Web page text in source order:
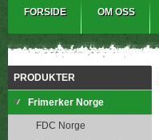
FORSIDE OM OSS
PRODUKTER
Frimerker Norge
FDC Norge